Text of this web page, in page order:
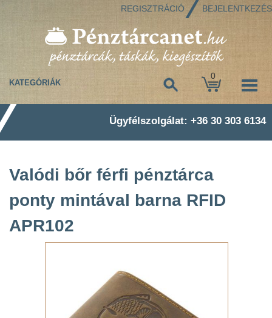
REGISZTRÁCIÓ BEJELENTKEZÉS
0
KATEGÓRIÁK
Ügyfélszolgálat: +36 30 303 6134
Valódi bőr férfi pénztárca
ponty mintával barna RFID
APR102